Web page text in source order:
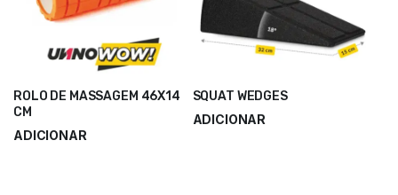
ROLO DE MASSAGEM 46X14
CM
ADICIONAR
SQUAT WEDGES
ADICIONAR